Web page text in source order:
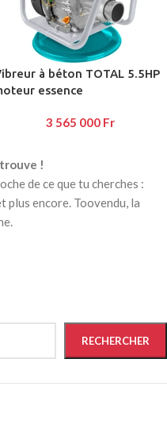
à béton TOTAL 5.5HP
essence
3 565 000 Fr
!
de ce que tu cherches :
plus encore. Toovendu, la
RECHERCHER